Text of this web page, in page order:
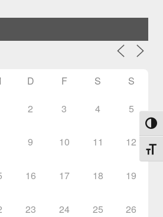
D F S S
2 3 4 5
9 10 11 12
16 17 18 19
23 24 25 26